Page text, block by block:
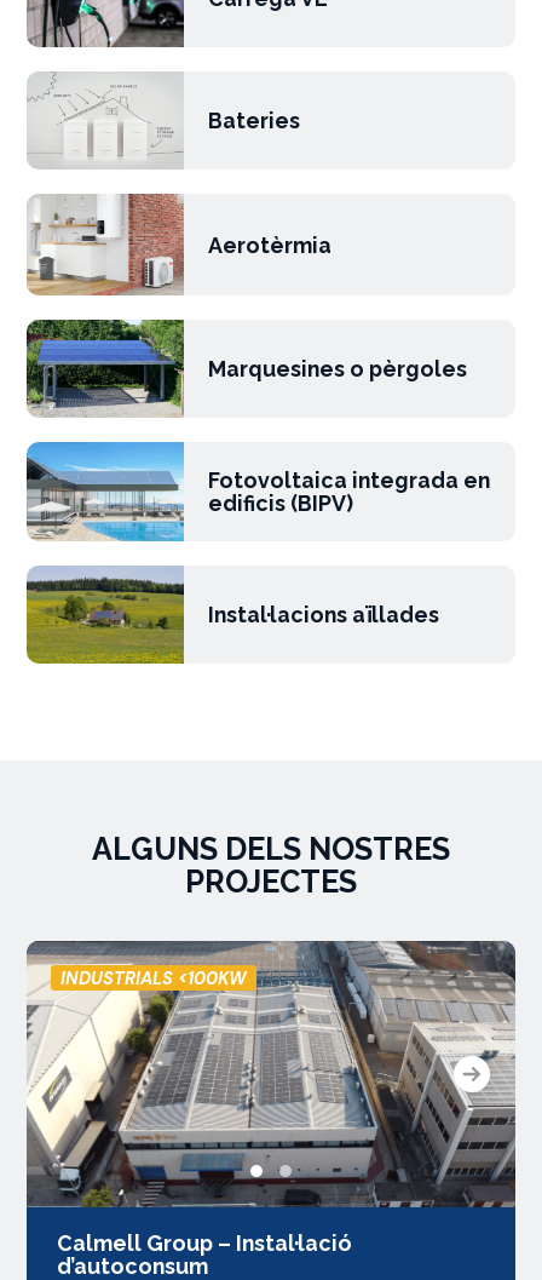
Bateries
Aerotèrmia
Marquesines o pèrgoles
Fotovoltaica integrada en
edificis (BIPV)
Instal·lacions aïllades
ALGUNS DELS NOSTRES
PROJECTES
INDUSTRIALS <100KW
Calmell Group – Instal·lació
d’autoconsum